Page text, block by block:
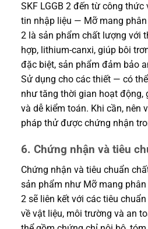
SKF LGGB 2 đến từ công
tin nhập liệu — Mỡ mang phân
2 là sản phẩm chất lượng với
hợp, lithium-canxi, giúp bôi
đặc biệt, sản phẩm đảm bảo
Sử dụng cho các thiết — có
như tăng thời gian hoạt động,
và dễ kiểm toán. Khi cần, nên
pháp thử được chứng nhận
6. Chứng nhận và tiêu
Chứng nhận và tiêu chuẩn
sản phẩm như Mỡ mang phân
2 sẽ liên kết với các tiêu
về vật liệu, môi trường và an